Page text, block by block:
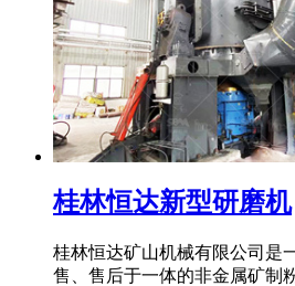
桂林恒达新型研磨机
桂林恒达矿山机械有限公司是
售、售后于一体的非金属矿制